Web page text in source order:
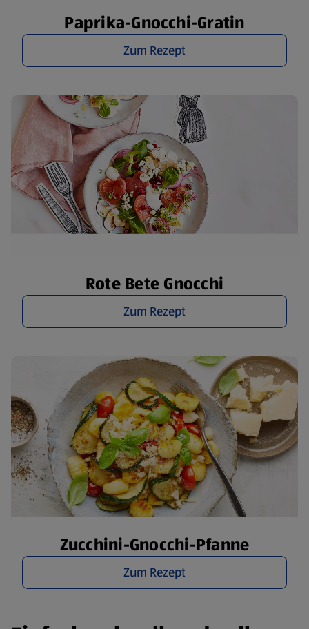
Paprika-Gnocchi-Gratin
Zum Rezept
Rote Bete Gnocchi
Zum Rezept
Zucchini-Gnocchi-Pfanne
Zum Rezept